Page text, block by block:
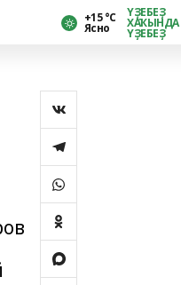
+15 °С
Ясно
ҮҘЕБЕҘ
ХАҠЫНДА
ҮҘЕБЕҘ